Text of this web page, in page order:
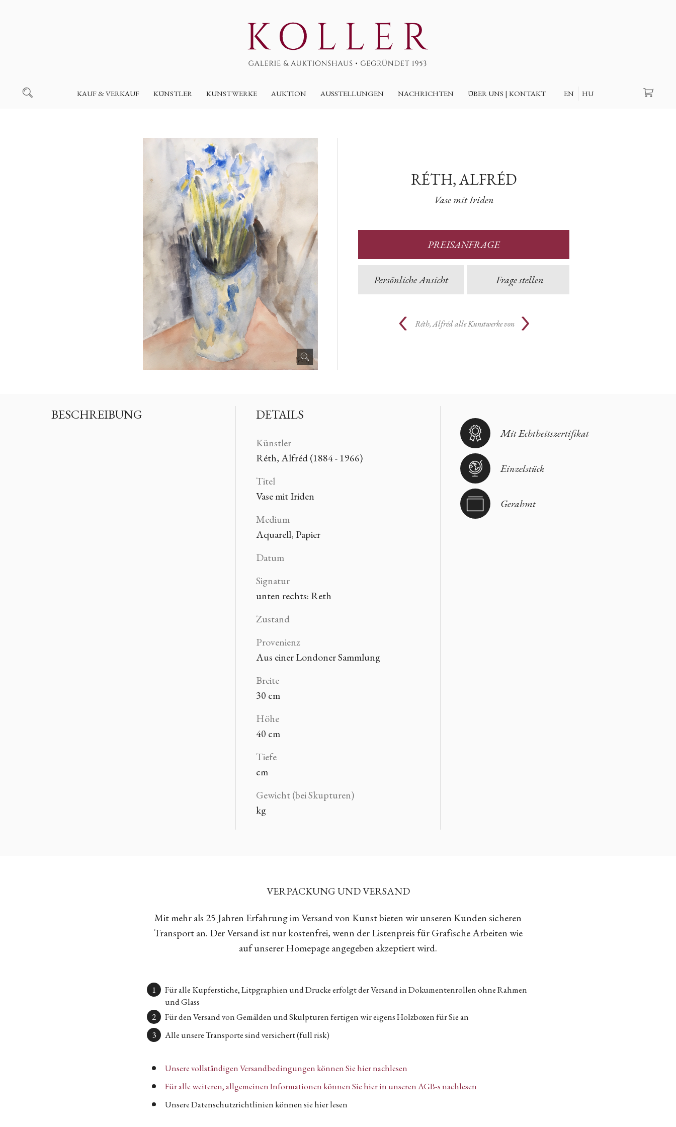
KAUF & VERKAUF KÜNSTLER KUNSTWERKE AUKTION AUSSTELLUNGEN NACHRICHTEN ÜBER UNS | KONTAKT EN HU
RÉTH, ALFRÉD
Vase mit Iriden
PREISANFRAGE
Persönliche Ansicht Frage stellen
Réth, Alfrédalle Kunstwerke von
BESCHREIBUNG DETAILS
Künstler
Réth, Alfréd (1884 - 1966)
Titel
Vase mit Iriden
Medium
Aquarell, Papier
Datum
Signatur
unten rechts: Reth
Zustand
Provenienz
Aus einer Londoner Sammlung
Breite
30 cm
Höhe
40 cm
Tiefe
cm
Gewicht (bei Skupturen)
kg
Mit Echtheitszertifikat
Einzelstück
Gerahmt
VERPACKUNG UND VERSAND
Mit mehr als 25 Jahren Erfahrung im Versand von Kunst bieten wir unseren Kunden sicheren
Transport an. Der Versand ist nur kostenfrei, wenn der Listenpreis für Grafische Arbeiten wie
auf unserer Homepage angegeben akzeptiert wird.
Für alle Kupferstiche, Litpgraphien und Drucke erfolgt der Versand in Dokumentenrollen ohne Rahmen
und Glass
Für den Versand von Gemälden und Skulpturen fertigen wir eigens Holzboxen für Sie an
Alle unsere Transporte sind versichert (full risk)
Unsere vollständigen Versandbedingungen können Sie hier nachlesen
Für alle weiteren, allgemeinen Informationen können Sie hier in unseren AGB-s nachlesen
Unsere Datenschutzrichtlinien können sie hier lesen